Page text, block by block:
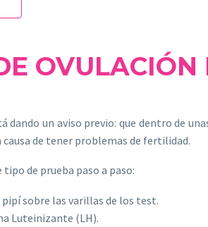
OVULACIÓN
un aviso previo: que dentro de
de tener problemas de fertilidad.
de prueba paso a paso:
sobre las varillas de los test.
Luteinizante (LH).